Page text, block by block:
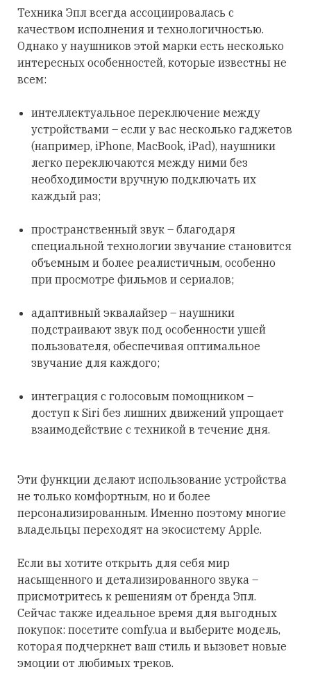
Техника Эпл всегда ассоциировалась с
качеством исполнения и технологичностью.
Однако у наушников этой марки есть несколько
интересных особенностей, которые известны не
всем:
интеллектуальное переключение между
устройствами – если у вас несколько гаджетов
(например, iPhone, MacBook, iPad), наушники
легко переключаются между ними без
необходимости вручную подключать их
каждый раз;
пространственный звук – благодаря
специальной технологии звучание становится
объемным и более реалистичным, особенно
при просмотре фильмов и сериалов;
адаптивный эквалайзер – наушники
подстраивают звук под особенности ушей
пользователя, обеспечивая оптимальное
звучание для каждого;
интеграция с голосовым помощником –
доступ к Siri без лишних движений упрощает
взаимодействие с техникой в течение дня.
Эти функции делают использование устройства
не только комфортным, но и более
персонализированным. Именно поэтому многие
владельцы переходят на экосистему Apple.
Если вы хотите открыть для себя мир
насыщенного и детализированного звука –
присмотритесь к решениям от бренда Эпл.
Сейчас также идеальное время для выгодных
покупок: посетите comfy.ua и выберите модель,
которая подчеркнет ваш стиль и вызовет новые
эмоции от любимых треков.